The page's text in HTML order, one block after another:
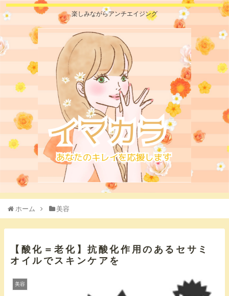
楽しみながらアンチエイジング
ホーム 美容
【酸化＝老化】抗酸化作用のあるセサミ
オイルでスキンケアを
美容